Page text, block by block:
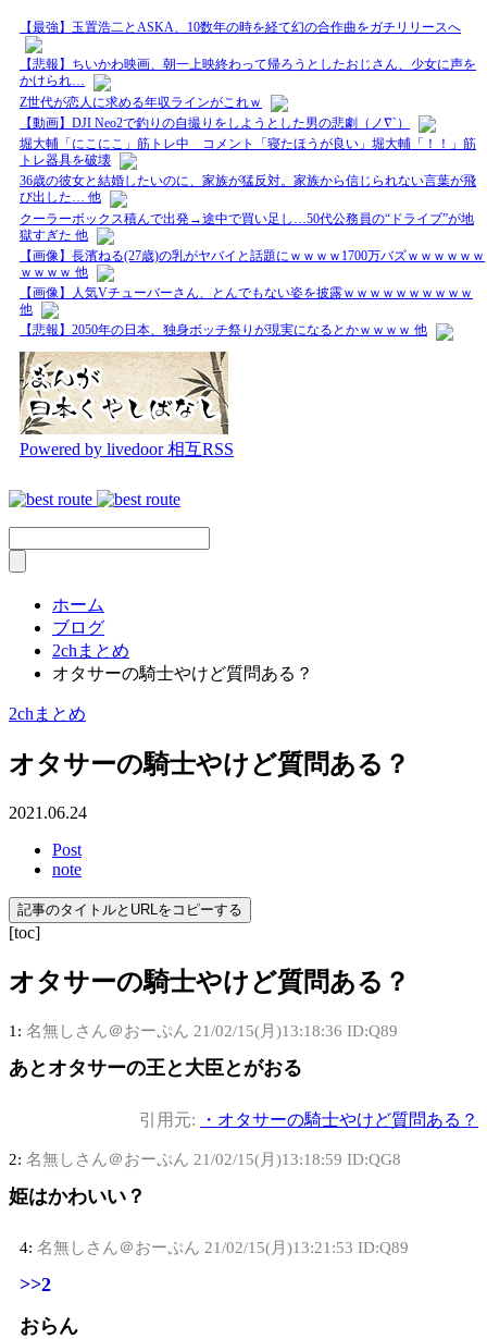
【最強】玉置浩二とASKA、10数年の時を経て幻の合作曲をガチリリースへ
【悲報】ちいかわ映画、朝一上映終わって帰ろうとしたおじさん、少女に声を
かけられ…
Z世代が恋人に求める年収ラインがこれｗ
【動画】DJI Neo2で釣りの自撮りをしようとした男の悲劇（ノ∇`）
堀大輔「にこにこ」筋トレ中 コメント「寝たほうが良い」堀大輔「！！」筋
トレ器具を破壊
36歳の彼女と結婚したいのに、家族が猛反対。家族から信じられない言葉が飛
び出した… 他
クーラーボックス積んで出発→途中で買い足し…50代公務員の“ドライブ”が地
獄すぎた 他
【画像】長濱ねる(27歳)の乳がヤバイと話題にｗｗｗｗ1700万バズｗｗｗｗｗｗ
ｗｗｗｗ 他
【画像】人気Vチューバーさん、とんでもない姿を披露ｗｗｗｗｗｗｗｗｗｗ
他
【悲報】2050年の日本、独身ボッチ祭りが現実になるとかｗｗｗｗ 他
Powered by livedoor 相互RSS
ホーム
ブログ
2chまとめ
オタサーの騎士やけど質問ある？
2chまとめ
オタサーの騎士やけど質問ある？
2021.06.24
Post
note
記事のタイトルとURLをコピーする
[toc]
オタサーの騎士やけど質問ある？
1: 名無しさん＠おーぷん 21/02/15(月)13:18:36 ID:Q89
あとオタサーの王と大臣とがおる
引用元: ・オタサーの騎士やけど質問ある？
2: 名無しさん＠おーぷん 21/02/15(月)13:18:59 ID:QG8
姫はかわいい？
4: 名無しさん＠おーぷん 21/02/15(月)13:21:53 ID:Q89
>>2
おらん